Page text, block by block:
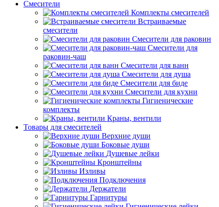
Смесители
Комплекты смесителей
Встраиваемые
смесители
Смесители для раковин
Смесители для
раковин-чаш
Смесители для ванн
Смесители для душа
Смесители для биде
Смесители для кухни
Гигиенические
комплекты
Краны, вентили
Товары для смесителей
Верхние души
Боковые души
Душевые лейки
Кронштейны
Изливы
Подключения
Держатели
Гарнитуры